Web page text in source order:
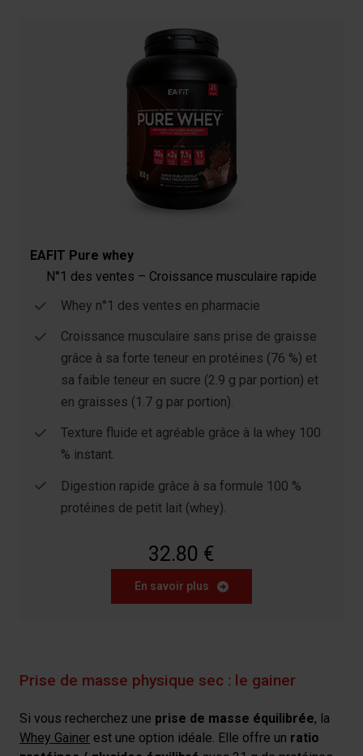
EAFIT Pure whey
N°1 des ventes – Croissance musculaire rapide
Whey n°1 des ventes en pharmacie
Croissance musculaire sans prise de graisse
grâce à sa forte teneur en protéines (76 %) et
sa faible teneur en sucre (2.9 g par portion) et
en graisses (1.7 g par portion).
Texture fluide et agréable grâce à la whey 100
% instant.
Digestion rapide grâce à sa formule 100 %
protéines de petit lait (whey).
32.80 €
En savoir plus
Prise de masse physique sec : le gainer
Si vous recherchez une prise de masse équilibrée, la
Whey Gainer est une option idéale. Elle offre un ratio